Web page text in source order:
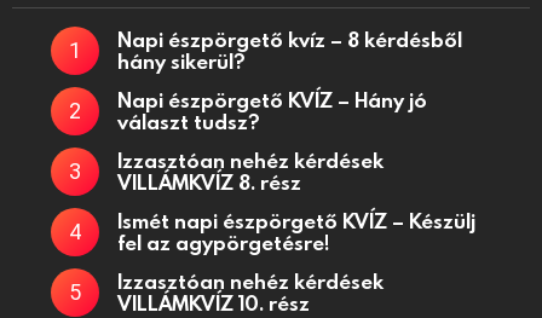
Napi észpörgető kvíz – 8 kérdésből
hány sikerül?
Napi észpörgető KVÍZ – Hány jó
választ tudsz?
Izzasztóan nehéz kérdések
VILLÁMKVÍZ 8. rész
Ismét napi észpörgető KVÍZ – Készülj
fel az agypörgetésre!
Izzasztóan nehéz kérdések
VILLÁMKVÍZ 10. rész